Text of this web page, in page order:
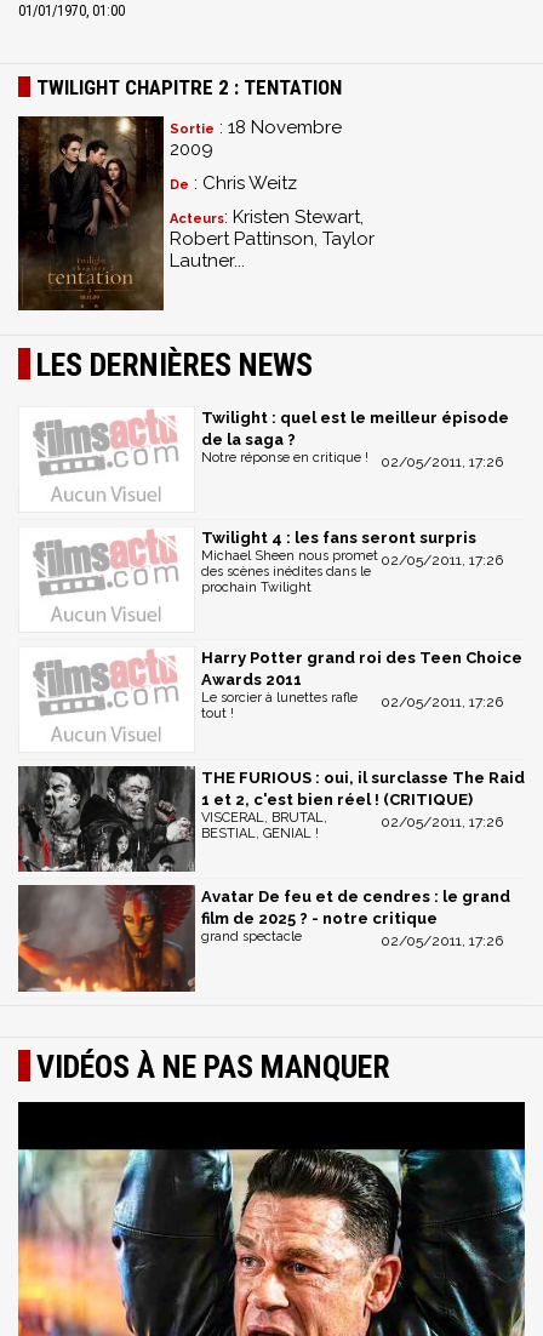
01/01/1970, 01:00
TWILIGHT CHAPITRE 2 : TENTATION
Sortie : 18 Novembre
2009
De : Chris Weitz
Acteurs: Kristen Stewart,
Robert Pattinson, Taylor
Lautner...
LES DERNIÈRES NEWS
Twilight : quel est le meilleur épisode
de la saga ?
02/05/2011, 17:26
Notre réponse en critique !
Twilight 4 : les fans seront surpris
02/05/2011, 17:26
Michael Sheen nous promet
des scènes inédites dans le
prochain Twilight
Harry Potter grand roi des Teen Choice
Awards 2011
02/05/2011, 17:26
Le sorcier à lunettes rafle
tout !
THE FURIOUS : oui, il surclasse The Raid
1 et 2, c'est bien réel ! (CRITIQUE)
02/05/2011, 17:26
VISCERAL, BRUTAL,
BESTIAL, GENIAL !
Avatar De feu et de cendres : le grand
film de 2025 ? - notre critique
02/05/2011, 17:26
grand spectacle
VIDÉOS À NE PAS MANQUER